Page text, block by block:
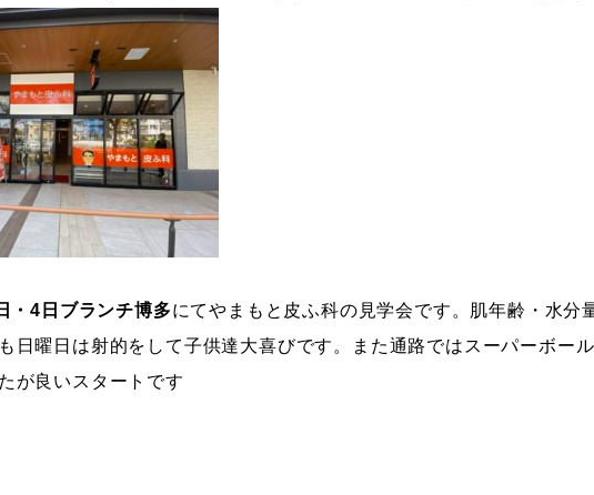
・4日ブランチ博多にてやまもと皮ふ科の見学会です。肌年齢・水
日曜日は射的をして子供達大喜びです。また通路ではスーパーボー
が良いスタートです